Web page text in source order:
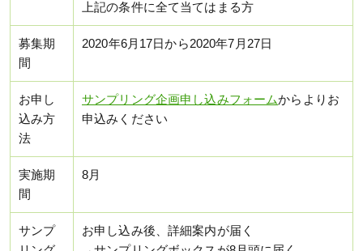
上記の条件に全て当てはまる方
募集期
間
2020年6月17日から2020年7月27日
お申し
込み方
法
サンプリング企画申し込みフォームからよりお
申込みください
実施期
間
8月
サンプ
お申し込み後、詳細案内が届く